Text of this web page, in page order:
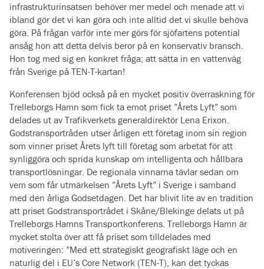
infrastrukturinsatsen behöver mer medel och menade att vi
ibland gör det vi kan göra och inte alltid det vi skulle behöva
göra. På frågan varför inte mer görs för sjöfartens potential
ansåg hon att detta delvis beror på en konservativ bransch.
Hon tog med sig en konkret fråga; att sätta in en vattenväg
från Sverige på TEN-T-kartan!
Konferensen bjöd också på en mycket positiv överraskning för
Trelleborgs Hamn som fick ta emot priset ”Årets Lyft” som
delades ut av Trafikverkets generaldirektör Lena Erixon.
Godstransportråden utser årligen ett företag inom sin region
som vinner priset Årets lyft till företag som arbetat för att
synliggöra och sprida kunskap om intelligenta och hållbara
transportlösningar. De regionala vinnarna tävlar sedan om
vem som får utmärkelsen ”Årets Lyft” i Sverige i samband
med den årliga Godsetdagen. Det har blivit lite av en tradition
att priset Godstransportrådet i Skåne/Blekinge delats ut på
Trelleborgs Hamns Transportkonferens. Trelleborgs Hamn är
mycket stolta över att få priset som tilldelades med
motiveringen: ”Med ett strategiskt geografiskt läge och en
naturlig del i EU’s Core Network (TEN-T), kan det tyckas